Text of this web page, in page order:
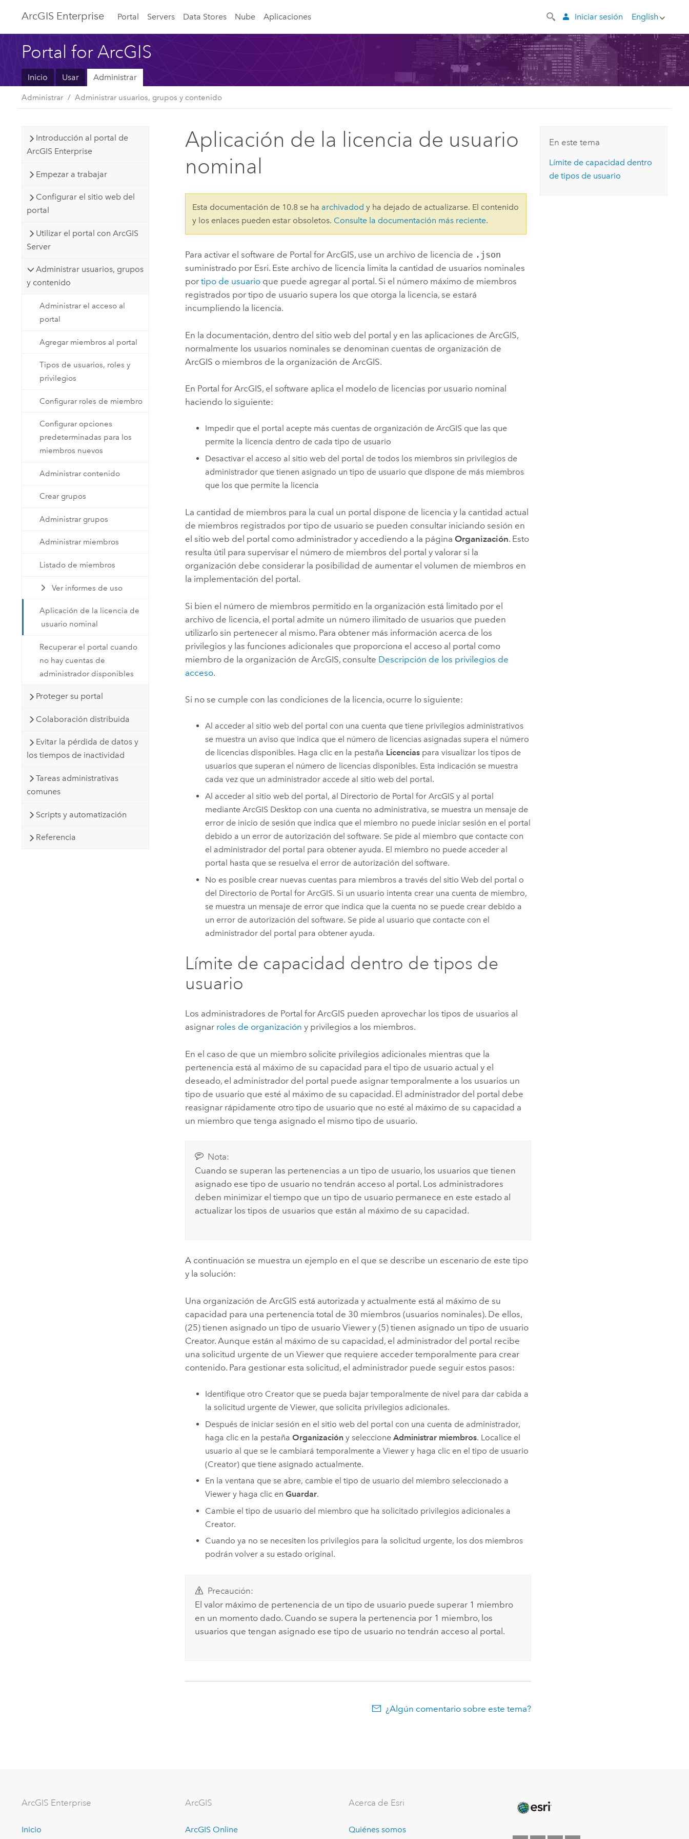
ArcGIS Enterprise Portal Servers Data Stores Nube Aplicaciones English
Iniciar sesión
Portal for ArcGIS
Inicio Usar Administrar
Administrar Administrar usuarios, grupos y contenido
Introducción al portal de
ArcGIS Enterprise
Empezar a trabajar
Configurar el sitio web del
portal
Utilizar el portal con ArcGIS
Server
Administrar usuarios, grupos
y contenido
Administrar el acceso al
portal
Agregar miembros al portal
Tipos de usuarios, roles y
privilegios
Configurar roles de miembro
Configurar opciones
predeterminadas para los
miembros nuevos
Administrar contenido
Crear grupos
Administrar grupos
Administrar miembros
Listado de miembros
Ver informes de uso
Aplicación de la licencia de
usuario nominal
Recuperar el portal cuando
no hay cuentas de
administrador disponibles
Proteger su portal
Colaboración distribuida
Evitar la pérdida de datos y
los tiempos de inactividad
Tareas administrativas
comunes
Scripts y automatización
Referencia
Aplicación de la licencia de usuario
nominal
Esta documentación de 10.8 se ha archivadod y ha dejado de actualizarse. El contenido
y los enlaces pueden estar obsoletos. Consulte la documentación más reciente.
Para activar el software de Portal for ArcGIS, use un archivo de licencia de .json
suministrado por Esri. Este archivo de licencia limita la cantidad de usuarios nominales
portipo de usuario que puede agregar al portal. Si el número máximo de miembros
registrados por tipo de usuario supera los que otorga la licencia, se estará
incumpliendo la licencia.
En la documentación, dentro del sitio web del portal y en las aplicaciones de ArcGIS,
normalmente los usuarios nominales se denominan cuentas de organización de
ArcGIS o miembros de la organización de ArcGIS.
En Portal for ArcGIS, el software aplica el modelo de licencias por usuario nominal
haciendo lo siguiente:
Impedir que el portal acepte más cuentas de organización de ArcGIS que las que
permite la licencia dentro de cada tipo de usuario
Desactivar el acceso al sitio web del portal de todos los miembros sin privilegios de
administrador que tienen asignado un tipo de usuario que dispone de más miembros
que los que permite la licencia
La cantidad de miembros para la cual un portal dispone de licencia y la cantidad actual
de miembros registrados por tipo de usuario se pueden consultar iniciando sesión en
el sitio web del portal como administrador y accediendo a la páginaOrganización. Esto
resulta útil para supervisar el número de miembros del portal y valorar si la
organización debe considerar la posibilidad de aumentar el volumen de miembros en
la implementación del portal.
Si bien el número de miembros permitido en la organización está limitado por el
archivo de licencia, el portal admite un número ilimitado de usuarios que pueden
utilizarlo sin pertenecer al mismo. Para obtener más información acerca de los
privilegios y las funciones adicionales que proporciona el acceso al portal como
miembro de la organización de ArcGIS, consulte Descripción de los privilegios de
acceso.
Si no se cumple con las condiciones de la licencia, ocurre lo siguiente:
Al acceder al sitio web del portal con una cuenta que tiene privilegios administrativos
se muestra un aviso que indica que el número de licencias asignadas supera el número
de licencias disponibles. Haga clic en la pestaña Licenciaspara visualizar los tipos de
usuarios que superan el número de licencias disponibles. Esta indicación se muestra
cada vez que un administrador accede al sitio web del portal.
Al acceder al sitio web del portal, al Directorio de Portal for ArcGIS y al portal
mediante ArcGIS Desktopcon una cuenta no administrativa, se muestra un mensaje de
error de inicio de sesión que indica que el miembro no puede iniciar sesión en el portal
debido a un error de autorización del software. Se pide al miembro que contacte con
el administrador del portal para obtener ayuda. El miembro no puede acceder al
portal hasta que se resuelva el error de autorización del software.
No es posible crear nuevas cuentas para miembros a través del sitio Web del portal o
del Directorio de Portal for ArcGIS. Si un usuario intenta crear una cuenta de miembro,
se muestra un mensaje de error que indica que la cuenta no se puede crear debido a
un error de autorización del software. Se pide al usuario que contacte con el
administrador del portal para obtener ayuda.
Límite de capacidad dentro de tipos de
usuario
Los administradores de Portal for ArcGIS pueden aprovechar los tipos de usuarios al
asignar roles de organización y privilegios a los miembros.
En el caso de que un miembro solicite privilegios adicionales mientras que la
pertenencia está al máximo de su capacidad para el tipo de usuario actual y el
deseado, el administrador del portal puede asignar temporalmente a los usuarios un
tipo de usuario que esté al máximo de su capacidad. El administrador del portal debe
reasignar rápidamente otro tipo de usuario que no esté al máximo de su capacidad a
un miembro que tenga asignado el mismo tipo de usuario.
Nota:
Cuando se superan las pertenencias a un tipo de usuario, los usuarios que tienen
asignado ese tipo de usuario no tendrán acceso al portal. Los administradores
deben minimizar el tiempo que un tipo de usuario permanece en este estado al
actualizar los tipos de usuarios que están al máximo de su capacidad.
A continuación se muestra un ejemplo en el que se describe un escenario de este tipo
y la solución:
Una organización de ArcGIS está autorizada y actualmente está al máximo de su
capacidad para una pertenencia total de 30 miembros (usuarios nominales). De ellos,
(25) tienen asignado un tipo de usuarioViewer y (5) tienen asignado un tipo de usuario
Creator. Aunque están al máximo de su capacidad, el administrador del portal recibe
una solicitud urgente de unViewer que requiere acceder temporalmente para crear
contenido. Para gestionar esta solicitud, el administrador puede seguir estos pasos:
Identifique otro Creatorque se pueda bajar temporalmente de nivel para dar cabida a
la solicitud urgente de Viewer, que solicita privilegios adicionales.
Después de iniciar sesión en el sitio web del portal con una cuenta de administrador,
haga clic en la pestaña Organizacióny seleccione Administrar miembros. Localice el
usuario al que se le cambiará temporalmente a Viewery haga clic en el tipo de usuario
(Creator) que tiene asignado actualmente.
En la ventana que se abre, cambie el tipo de usuario del miembro seleccionado a
Viewery haga clic en Guardar.
Cambie el tipo de usuario del miembro que ha solicitado privilegios adicionales a
Creator.
Cuando ya no se necesiten los privilegios para la solicitud urgente, los dos miembros
podrán volver a su estado original.
Precaución:
El valor máximo de pertenencia de un tipo de usuario puede superar 1 miembro
en un momento dado. Cuando se supera la pertenencia por 1 miembro, los
usuarios que tengan asignado ese tipo de usuario no tendrán acceso al portal.
¿Algún comentario sobre este tema?
En este tema
Límite de capacidad dentro
de tipos de usuario
ArcGIS Enterprise
Inicio
ArcGIS
ArcGIS Online
Acerca de Esri
Quiénes somos